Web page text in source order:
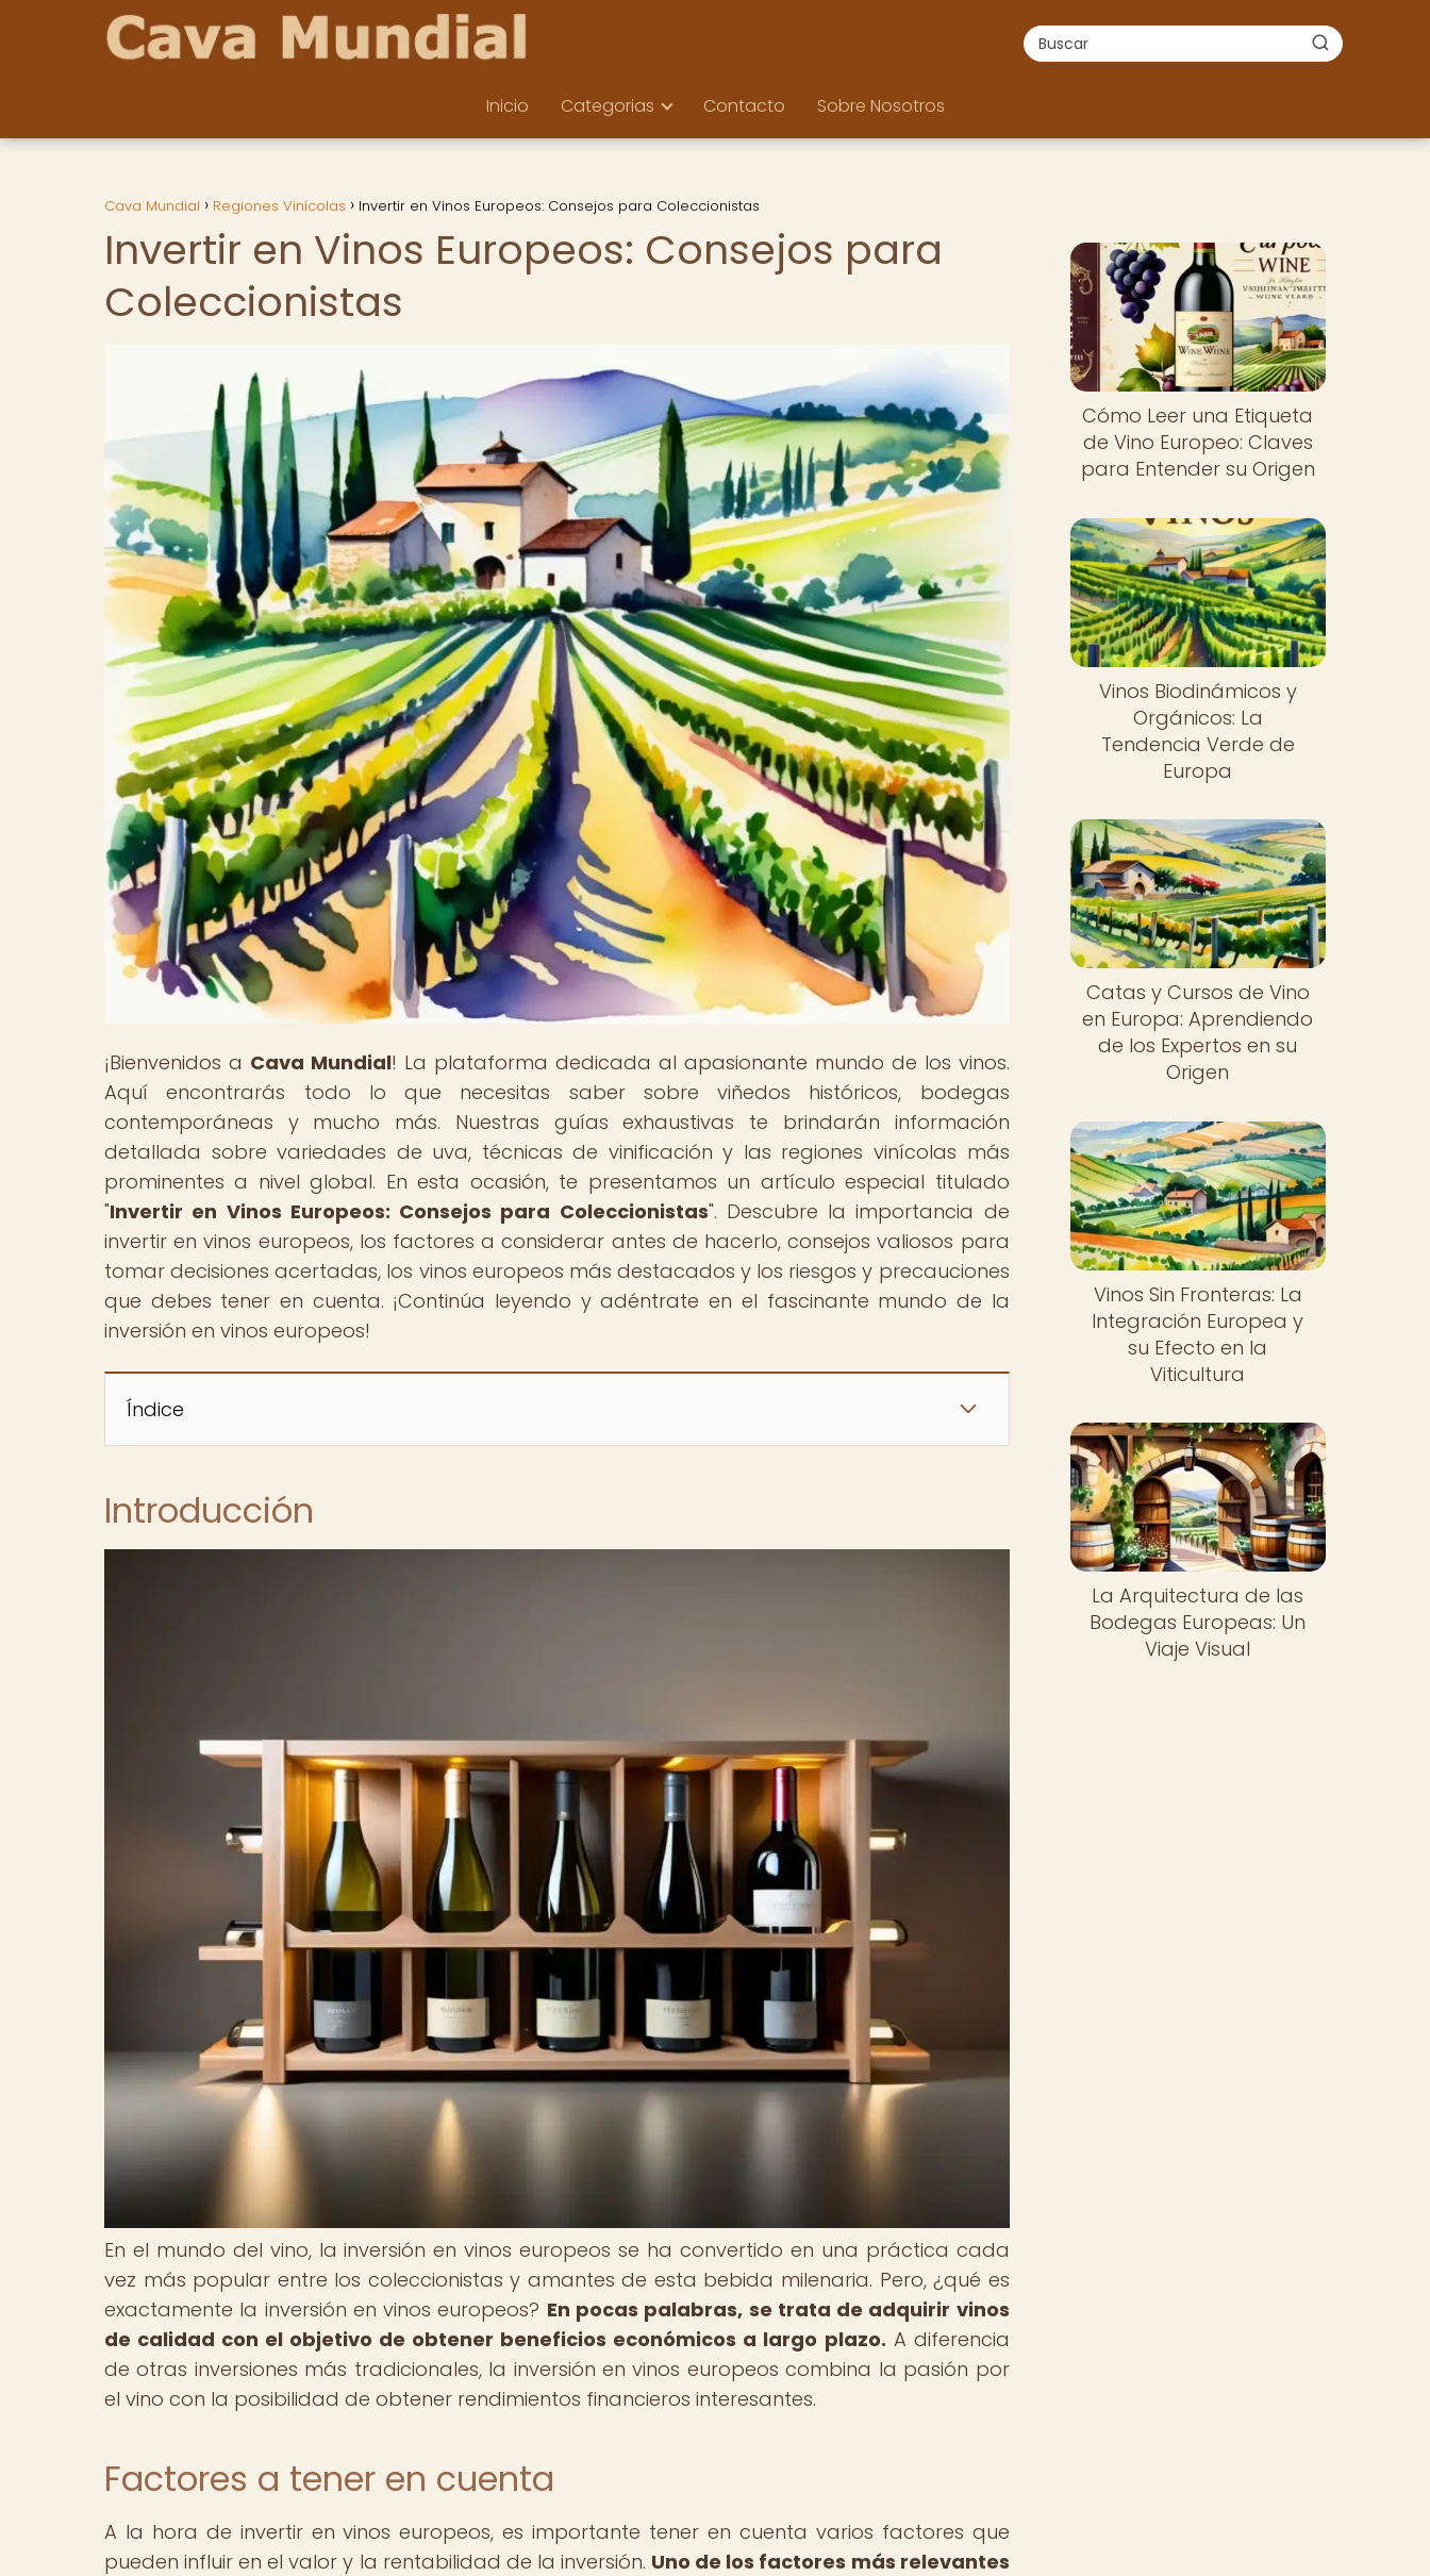
Inicio Categorias Contacto Sobre Nosotros
Cava Mundial Regiones Vinícolas Invertir en Vinos Europeos: Consejos para Coleccionistas
Invertir en Vinos Europeos: Consejos para
Coleccionistas
¡Bienvenidos a Cava Mundial! La plataforma dedicada al apasionante mundo de los vinos.
Aquí encontrarás todo lo que necesitas saber sobre viñedos históricos, bodegas
contemporáneas y mucho más. Nuestras guías exhaustivas te brindarán información
detallada sobre variedades de uva, técnicas de vinificación y las regiones vinícolas más
prominentes a nivel global. En esta ocasión, te presentamos un artículo especial titulado
"Invertir en Vinos Europeos: Consejos para Coleccionistas". Descubre la importancia de
invertir en vinos europeos, los factores a considerar antes de hacerlo, consejos valiosos para
tomar decisiones acertadas, los vinos europeos más destacados y los riesgos y precauciones
que debes tener en cuenta. ¡Continúa leyendo y adéntrate en el fascinante mundo de la
inversión en vinos europeos!
Índice
Introducción
En el mundo del vino, la inversión en vinos europeos se ha convertido en una práctica cada
vez más popular entre los coleccionistas y amantes de esta bebida milenaria. Pero, ¿qué es
exactamente la inversión en vinos europeos? En pocas palabras, se trata de adquirir vinos
de calidad con el objetivo de obtener beneficios económicos a largo plazo. A diferencia
de otras inversiones más tradicionales, la inversión en vinos europeos combina la pasión por
el vino con la posibilidad de obtener rendimientos financieros interesantes.
Factores a tener en cuenta
A la hora de invertir en vinos europeos, es importante tener en cuenta varios factores que
pueden influir en el valor y la rentabilidad de la inversión. Uno de los factores más relevantes
Cómo Leer una Etiqueta
de Vino Europeo: Claves
para Entender su Origen
Vinos Biodinámicos y
Orgánicos: La
Tendencia Verde de
Europa
Catas y Cursos de Vino
en Europa: Aprendiendo
de los Expertos en su
Origen
Vinos Sin Fronteras: La
Integración Europea y
su Efecto en la
Viticultura
La Arquitectura de las
Bodegas Europeas: Un
Viaje Visual